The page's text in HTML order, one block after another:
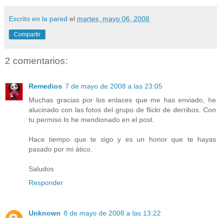
Escrito en la pared el martes, mayo 06, 2008
Compartir
2 comentarios:
Remedios 7 de mayo de 2008 a las 23:05
Muchas gracias por los enlaces que me has enviado, he
alucinado con las fotos del grupo de flickr de derribos. Con
tu permiso lo he mendionado en el post.
Hace tiempo que te sigo y es un honor que te hayas
pasado por mi ático.
Saludos
Responder
Unknown 8 de mayo de 2008 a las 13:22